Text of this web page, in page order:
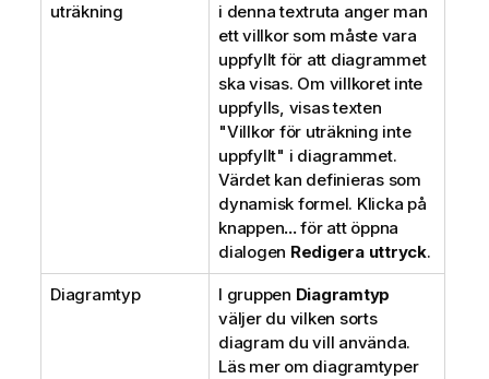
uträkning
i denna textruta anger man
ett villkor som måste vara
uppfyllt för att diagrammet
ska visas. Om villkoret inte
uppfylls, visas texten
"Villkor för uträkning inte
uppfyllt" i diagrammet.
Värdet kan definieras som
dynamisk formel. Klicka på
knappen...för att öppna
dialogen Redigera uttryck.
Diagramtyp I gruppen Diagramtyp
väljer du vilken sorts
diagram du vill använda.
Läs mer om diagramtyper